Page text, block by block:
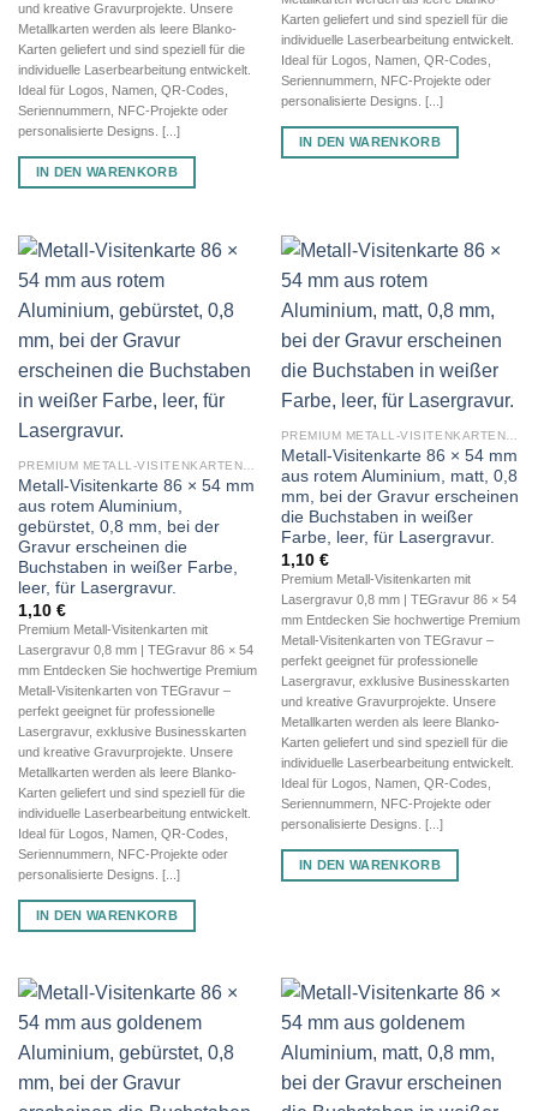
und kreative Gravurprojekte. Unsere
Metallkarten werden als leere Blanko-
Karten geliefert und sind speziell für die
individuelle Laserbearbeitung entwickelt.
Ideal für Logos, Namen, QR-Codes,
Seriennummern, NFC-Projekte oder
personalisierte Designs. [...]
IN DEN WARENKORB
Karten geliefert und sind speziell für die
individuelle Laserbearbeitung entwickelt.
Ideal für Logos, Namen, QR-Codes,
Seriennummern, NFC-Projekte oder
personalisierte Designs. [...]
IN DEN WARENKORB
Metall-Visitenkarte 86 × 54 mm
aus rotem Aluminium,
gebürstet, 0,8 mm, bei der
Gravur erscheinen die
Buchstaben in weißer Farbe,
leer, für Lasergravur.
1,10 €
Premium Metall-Visitenkarten mit
Lasergravur 0,8 mm | TEGravur 86 × 54
mm Entdecken Sie hochwertige Premium
Metall-Visitenkarten von TEGravur –
perfekt geeignet für professionelle
Lasergravur, exklusive Businesskarten
und kreative Gravurprojekte. Unsere
Metallkarten werden als leere Blanko-
Karten geliefert und sind speziell für die
individuelle Laserbearbeitung entwickelt.
Ideal für Logos, Namen, QR-Codes,
Seriennummern, NFC-Projekte oder
personalisierte Designs. [...]
IN DEN WARENKORB
Metall-Visitenkarte 86 × 54 mm
aus rotem Aluminium, matt, 0,8
mm, bei der Gravur erscheinen
die Buchstaben in weißer
Farbe, leer, für Lasergravur.
1,10 €
Premium Metall-Visitenkarten mit
Lasergravur 0,8 mm | TEGravur 86 × 54
mm Entdecken Sie hochwertige Premium
Metall-Visitenkarten von TEGravur –
perfekt geeignet für professionelle
Lasergravur, exklusive Businesskarten
und kreative Gravurprojekte. Unsere
Metallkarten werden als leere Blanko-
Karten geliefert und sind speziell für die
individuelle Laserbearbeitung entwickelt.
Ideal für Logos, Namen, QR-Codes,
Seriennummern, NFC-Projekte oder
personalisierte Designs. [...]
IN DEN WARENKORB